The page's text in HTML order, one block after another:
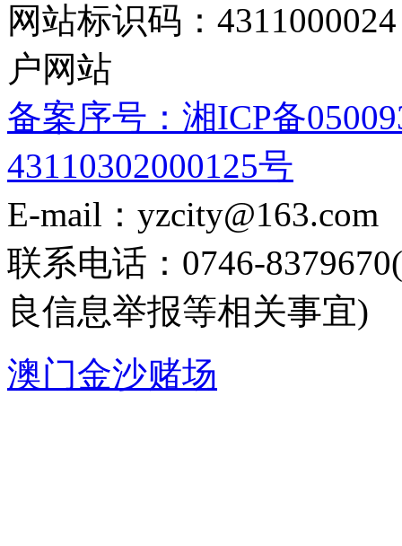
网站标识码：
户网站
备案序号：湘ICP备
43110302000125号
E-mail：yzcity@163.com
联系电话：0746-
良信息举报等相关事宜)
澳门金沙赌场